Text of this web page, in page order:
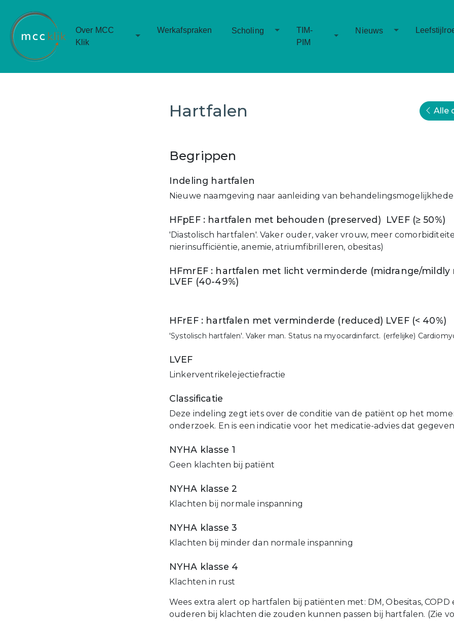
Over MCC
Klik
Toggle Dropdown
Werkafspraken Scholing Toggle Dropdown
TIM-
PIM
Toggle Dropdown
Nieuws Toggle
Hartfalen Alle
Begrippen
Indeling hartfalen
Nieuwe naamgeving naar aanleiding van
HFpEF : hartfalen met behouden (preserved) LVEF (≥ 50%)
'Diastolisch hartfalen'. Vaker ouder, vaker vrouw, meer
nierinsufficiëntie, anemie, atriumfibrilleren, obesitas)
HFmrEF : hartfalen met licht verminderde (midrange/mildly
LVEF (40-49%)
HFrEF : hartfalen met verminderde (reduced) LVEF (< 40%)
'Systolisch hartfalen'. Vaker man. Status na myocardinfarct. (erfelijke)
LVEF
Linkerventrikelejectiefractie
Classificatie
Deze indeling zegt iets over de conditie van de patiënt op het
onderzoek. En is een indicatie voor het medicatie-advies dat
NYHA klasse 1
Geen klachten bij patiënt
NYHA klasse 2
Klachten bij normale inspanning
NYHA klasse 3
Klachten bij minder dan normale inspanning
NYHA klasse 4
Klachten in rust
Wees extra alert op hartfalen bij patiënten met: DM, Obesitas, COPD
ouderen bij klachten die zouden kunnen passen bij hartfalen. (Zie